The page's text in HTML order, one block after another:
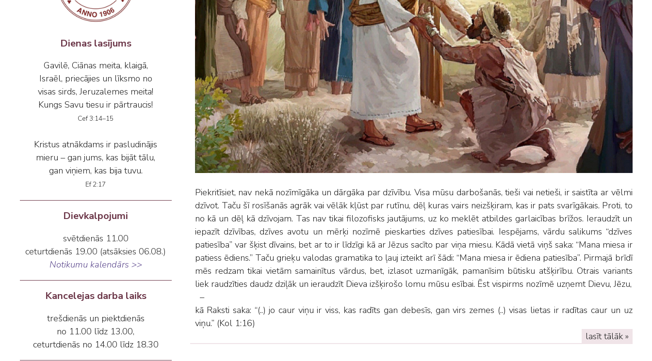
Dienas lasījums
Gavilē, Ciānas meita, klaigā,
Israēl, priecājies un līksmo no
visas sirds, Jeruzalemes meita!
Kungs Savu tiesu ir pārtraucis!
Cef 3:14–15
Kristus atnākdams ir pasludinājis
mieru – gan jums, kas bijāt tālu,
gan viņiem, kas bija tuvu.
Ef 2:17
Dievkalpojumi
svētdienās 11.00
ceturtdienās 19.00 (atsāksies 06.08.)
Notikumu kalendārs >>
Kancelejas darba laiks
trešdienās un piektdienās
no 11.00 līdz 13.00,
ceturtdienās no 14.00 līdz 18.30
Piekritīsiet, nav nekā nozīmīgāka un dārgāka par dzīvību. Visa mūsu darbošanās, tieši vai netieši, ir saistīta ar vēlmi
dzīvot. Taču šī rosīšanās agrāk vai vēlāk kļūst par rutīnu, dēļ kuras vairs neizšķiram, kas ir pats svarīgākais. Proti, to
no kā un dēļ kā dzīvojam. Tas nav tikai filozofisks jautājums, uz ko meklēt atbildes garlaicības brīžos. Ieraudzīt un
iepazīt dzīvības, dzīves avotu un mērķi nozīmē pieskarties dzīves patiesībai. Iespējams, vārdu salikums “dzīves
patiesība” var šķist dīvains, bet ar to ir līdzīgi kā ar Jēzus sacīto par viņa miesu. Kādā vietā viņš saka: “Mana miesa ir
patiess ēdiens.” Taču grieķu valodas gramatika to ļauj izteikt arī šādi: “Mana miesa ir ēdiena patiesība”. Pirmajā brīdī
mēs redzam tikai vietām samainītus vārdus, bet, izlasot uzmanīgāk, pamanīsim būtisku atšķirību. Otrais variants
liek raudzīties daudz dziļāk un ieraudzīt Dieva izšķirošo lomu mūsu esībai. Ēst vispirms nozīmē uzņemt Dievu, Jēzu,
–
kā Raksti saka: “(..) jo caur viņu ir viss, kas radīts gan debesīs, gan virs zemes (..) visas lietas ir radītas caur un uz
viņu.” (Kol 1:16)
lasīt tālāk »